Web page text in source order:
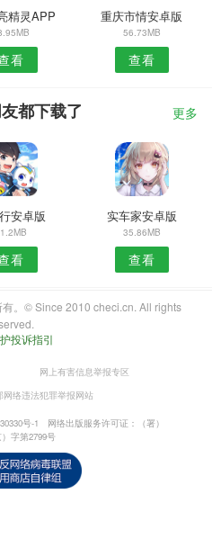
精灵APP
看
重庆市情安卓版
56.73MB
查看
都下载了 更多
安卓版
看
实车家安卓版
35.86MB
查看
。© Since 2010 checi.cn. All rights
投诉指引
网上有害信息举报专区
网络违法犯罪举报网站
号-1
网络出版服务许可证：（署）
字第2799号